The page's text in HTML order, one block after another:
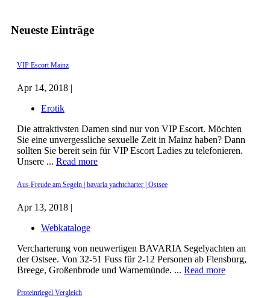
Neueste Einträge
VIP Escort Mainz
Apr 14, 2018 |
Erotik
Die attraktivsten Damen sind nur von VIP Escort. Möchten
Sie eine unvergessliche sexuelle Zeit in Mainz haben? Dann
sollten Sie bereit sein für VIP Escort Ladies zu telefonieren.
Unsere ... Read more
Aus Freude am Segeln | bavaria yachtcharter | Ostsee
Apr 13, 2018 |
Webkataloge
Vercharterung von neuwertigen BAVARIA Segelyachten an
der Ostsee. Von 32-51 Fuss für 2-12 Personen ab Flensburg,
Breege, Großenbrode und Warnemünde. ... Read more
Proteinriegel Vergleich